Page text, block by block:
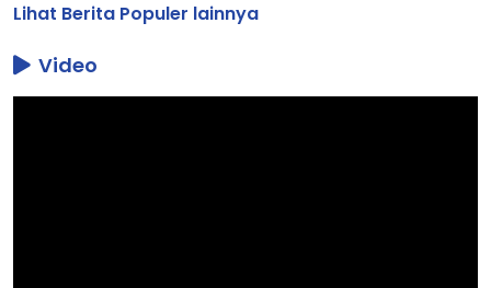
Lihat Berita Populer lainnya
Video